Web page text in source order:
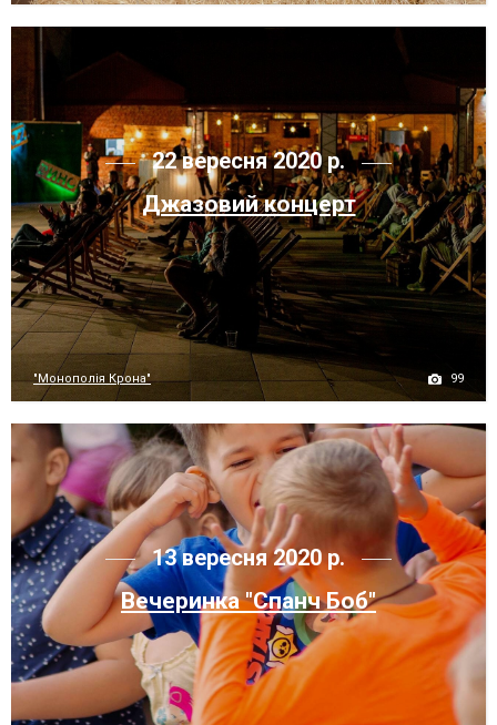
22 вересня 2020 р.
Джазовий концерт
"Монополія Крона" 99
13 вересня 2020 р.
Вечеринка "Спанч Боб"